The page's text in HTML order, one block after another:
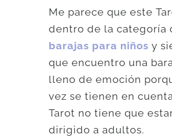
Me parece que este
dentro de la categoría
barajas para niños y
que encuentro una
lleno de emoción
vez se tienen en
Tarot no tiene que
dirigido a adultos.